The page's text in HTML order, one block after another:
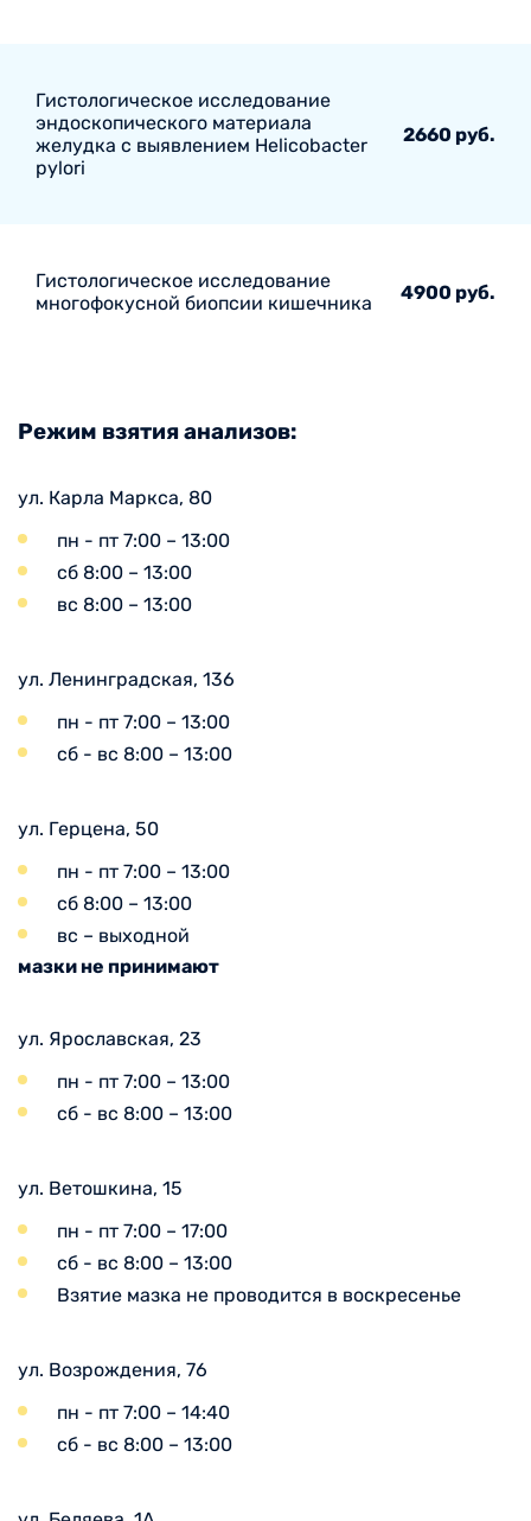
Гистологическое исследование
эндоскопического материала
желудка с выявлением Helicobacter
pylori
2660 руб.
Гистологическое исследование
многофокусной биопсии кишечника
4900 руб.
Режим взятия анализов:
ул. Карла Маркса, 80
пн - пт 7:00 – 13:00
сб 8:00 – 13:00
вс 8:00 – 13:00
ул. Ленинградская, 136
пн - пт 7:00 – 13:00
сб - вс 8:00 – 13:00
ул. Герцена, 50
пн - пт 7:00 – 13:00
сб 8:00 – 13:00
вс – выходной
мазки не принимают
ул. Ярославская, 23
пн - пт 7:00 – 13:00
сб - вс 8:00 – 13:00
ул. Ветошкина, 15
пн - пт 7:00 – 17:00
сб - вс 8:00 – 13:00
Взятие мазка не проводится в воскресенье
ул. Возрождения, 76
пн - пт 7:00 – 14:40
сб - вс 8:00 – 13:00